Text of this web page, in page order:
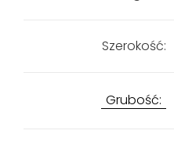
Szerokość:
Grubość: